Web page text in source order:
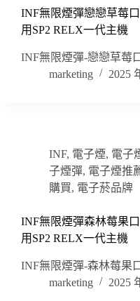
INF無限煙彈戀戀草莓
用SP2 RELX一代主機
INF無限煙彈-戀戀草莓
marketing
2025
INF, 電子煙, 電子
子煙彈, 電子煙推
購買, 電子菸品牌
INF無限煙彈森林莓果
用SP2 RELX一代主機
INF無限煙彈-森林莓果
marketing
2025